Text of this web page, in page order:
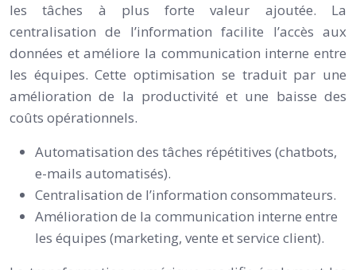
les tâches à plus forte valeur ajoutée. La
centralisation de l’information facilite l’accès aux
données et améliore la communication interne entre
les équipes. Cette optimisation se traduit par une
amélioration de la productivité et une baisse des
coûts opérationnels.
Automatisation des tâches répétitives (chatbots,
e-mails automatisés).
Centralisation de l’information consommateurs.
Amélioration de la communication interne entre
les équipes (marketing, vente et service client).